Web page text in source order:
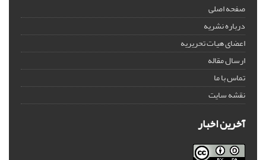
صفحه اصلی
درباره نشریه
اعضای هیات تحریریه
ارسال مقاله
تماس با ما
نقشه سایت
آخرین اخبار